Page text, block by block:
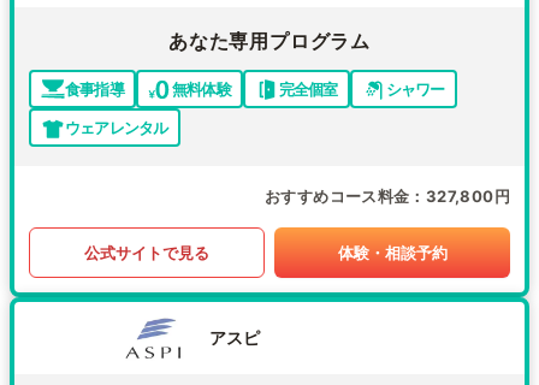
あなた専用プログラム
食事指導 無料体験 完全個室
シャワー
ウェアレンタル
おすすめコース料金 327,800円
公式サイトで見る 体験・相談予約
アスピ